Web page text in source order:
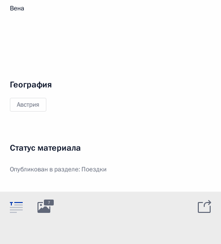
Вена
География
Австрия
Статус материала
Опубликован в разделе: Поездки
7